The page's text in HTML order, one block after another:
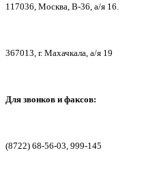
117036, Москва, В-36, а/я 16.
367013, г. Махачкала, а/я 19
Для звонков и факсов:
(8722) 68-56-03, 999-145